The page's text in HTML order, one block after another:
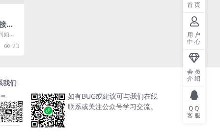
微
来
如今
频号
... 23
我们
如有BUG或建议可与我们在线
联系或关注公众号学习交流。
首页
用户
中心
会员
介绍
QQ
客服